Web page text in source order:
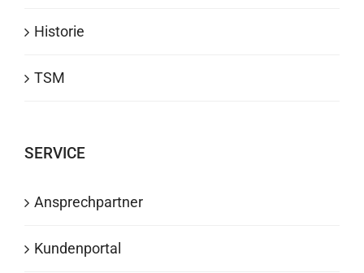
Historie
TSM
SERVICE
Ansprechpartner
Kundenportal